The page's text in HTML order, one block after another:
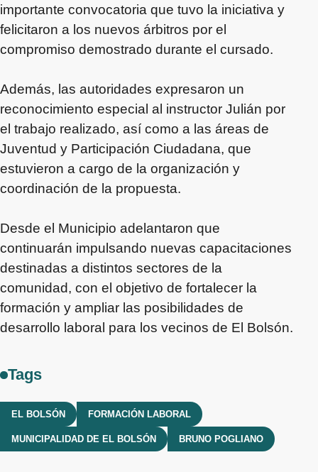
importante convocatoria que tuvo la iniciativa y
felicitaron a los nuevos árbitros por el
compromiso demostrado durante el cursado.
Además, las autoridades expresaron un
reconocimiento especial al instructor Julián por
el trabajo realizado, así como a las áreas de
Juventud y Participación Ciudadana, que
estuvieron a cargo de la organización y
coordinación de la propuesta.
Desde el Municipio adelantaron que
continuarán impulsando nuevas capacitaciones
destinadas a distintos sectores de la
comunidad, con el objetivo de fortalecer la
formación y ampliar las posibilidades de
desarrollo laboral para los vecinos de El Bolsón.
Tags
EL BOLSÓN FORMACIÓN LABORAL
MUNICIPALIDAD DE EL BOLSÓN BRUNO POGLIANO